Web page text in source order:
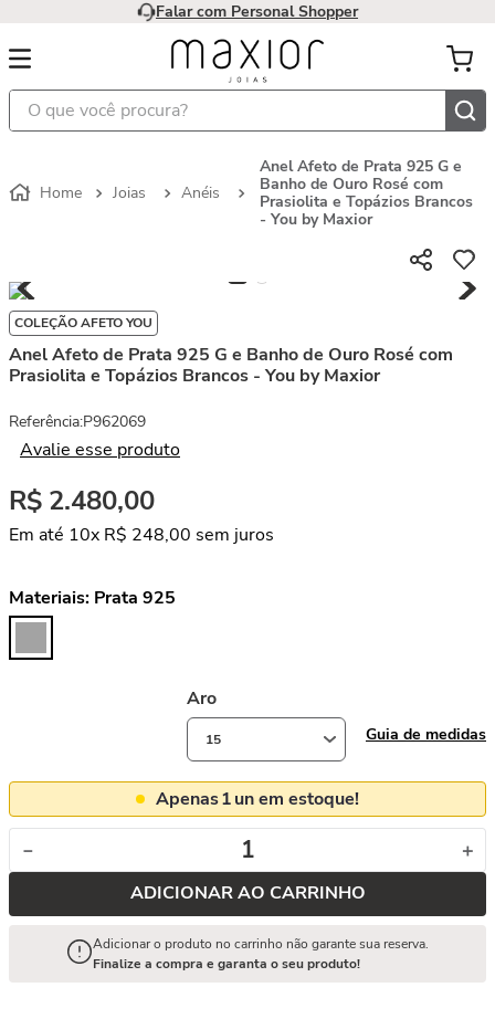
Falar com Personal Shopper
O que você procura?
Joias Anéis
Anel Afeto de Prata 925 G e
Banho de Ouro Rosé com
Prasiolita e Topázios Brancos
- You by Maxior
COLEÇÃO AFETO YOU
Anel Afeto de Prata 925 G e Banho de Ouro Rosé com
Prasiolita e Topázios Brancos - You by Maxior
Referência:P962069
Avalie esse produto
R$ 2.480,00
Em até 10x R$ 248,00 sem juros
Materiais: Prata 925
Guia de medidas
Aro
15
Apenas1un em estoque!
＋
－
ADICIONAR AO CARRINHO
Adicionar o produto no carrinho não garante sua reserva.
Finalize a compra e garanta o seu produto!